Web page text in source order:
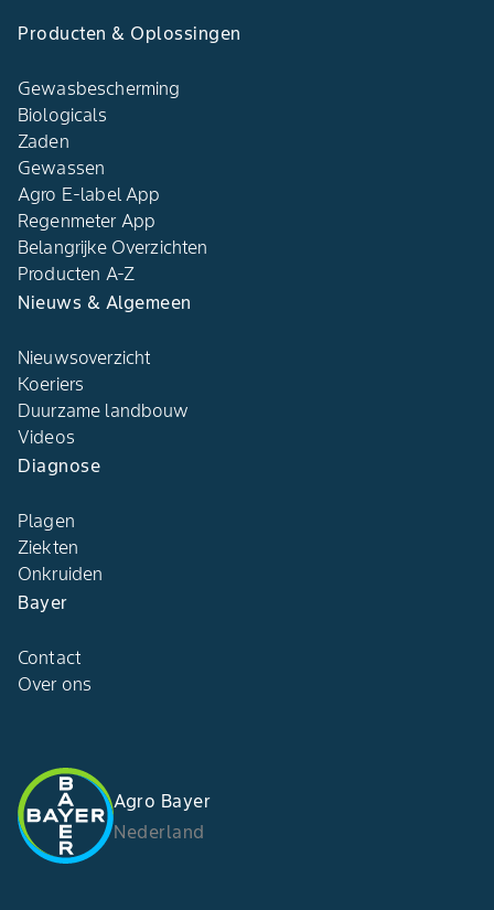
Producten & Oplossingen
Gewasbescherming
Biologicals
Zaden
Gewassen
Agro E-label App
Regenmeter App
Belangrijke Overzichten
Producten A-Z
Nieuws & Algemeen
Nieuwsoverzicht
Koeriers
Duurzame landbouw
Videos
Diagnose
Plagen
Ziekten
Onkruiden
Bayer
Contact
Over ons
Agro Bayer
Nederland